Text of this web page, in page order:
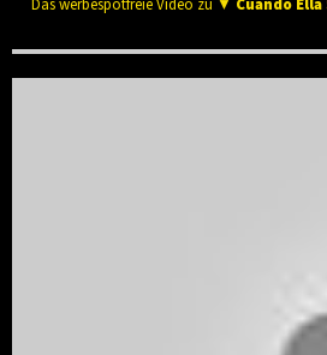
Das werbespotfreie Video zu ▼ Cuando Ella